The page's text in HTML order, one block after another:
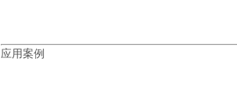
应用案例